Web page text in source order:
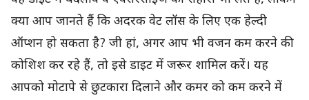
क्या आप जानते हैं कि अदरक वेट लॉस के लिए एक हेल्दी
ऑप्शन हो सकता है? जी हां, अगर आप भी वजन कम करने की
कोशिश कर रहे हैं, तो इसे डाइट में जरूर शामिल करें। यह
आपको मोटापे से छुटकारा दिलाने और कमर को कम करने में